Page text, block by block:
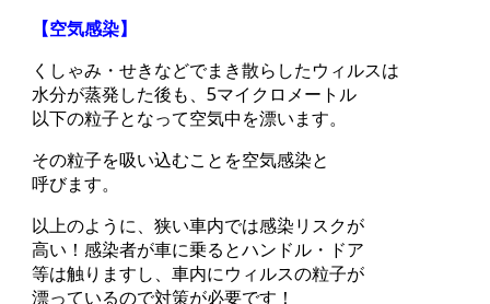
【空気感染】
くしゃみ・せきなどでまき散らしたウィルスは
水分が蒸発した後も、5マイクロメートル
以下の粒子となって空気中を漂います。
その粒子を吸い込むことを空気感染と
呼びます。
以上のように、狭い車内では感染リスクが
高い！感染者が車に乗るとハンドル・ドア
等は触りますし、車内にウィルスの粒子が
漂っているので対策が必要です！